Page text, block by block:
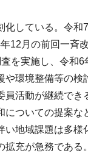
している。令和
12月の前回一斉
を実施し、令和
環境整備等の検
活動が継続で
ついての提案な
地域課題は多
充が急務である。